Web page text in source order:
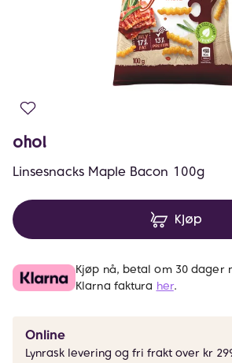
oho!
Linsesnacks Maple Bacon 100g
Kjøp
Kjøp nå, betal om 30 dager
Klarna faktura her.
Online
Lynrask levering og fri frakt over kr